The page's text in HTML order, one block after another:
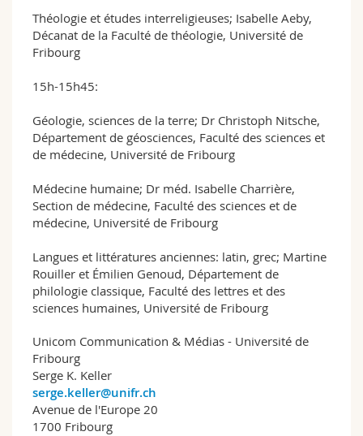
Théologie et études interreligieuses; Isabelle Aeby,
Décanat de la Faculté de théologie, Université de
Fribourg
15h-15h45:
Géologie, sciences de la terre; Dr Christoph Nitsche,
Département de géosciences, Faculté des sciences et
de médecine, Université de Fribourg
Médecine humaine; Dr méd. Isabelle Charrière,
Section de médecine, Faculté des sciences et de
médecine, Université de Fribourg
Langues et littératures anciennes: latin, grec; Martine
Rouiller et Émilien Genoud, Département de
philologie classique, Faculté des lettres et des
sciences humaines, Université de Fribourg
Unicom Communication & Médias - Université de
Fribourg
Serge K. Keller
serge.keller@unifr.ch
Avenue de l'Europe 20
1700 Fribourg